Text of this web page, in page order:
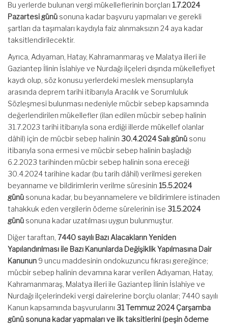
Bu yerlerde bulunan vergi mükelleflerinin borçları 1.7.2024
Pazartesi günü sonuna kadar başvuru yapmaları ve gerekli
şartları da taşımaları kaydıyla faiz alınmaksızın 24 aya kadar
taksitlendirilecektir.
Ayrıca, Adıyaman, Hatay, Kahramanmaraş ve Malatya illeri ile
Gaziantep İlinin İslahiye ve Nurdağı ilçeleri dışında mükellefiyet
kaydı olup, söz konusu yerlerdeki meslek mensuplarıyla
arasında deprem tarihi itibarıyla Aracılık ve Sorumluluk
Sözleşmesi bulunması nedeniyle mücbir sebep kapsamında
değerlendirilen mükellefler (ilan edilen mücbir sebep halinin
31.7.2023 tarihi itibarıyla sona erdiği illerde mükellef olanlar
dâhil) için de mücbir sebep halinin 30.4.2024 Salı günü sonu
itibarıyla sona ermesi ve mücbir sebep halinin başladığı
6.2.2023 tarihinden mücbir sebep halinin sona ereceği
30.4.2024 tarihine kadar (bu tarih dâhil) verilmesi gereken
beyanname ve bildirimlerin verilme süresinin 15.5.2024
günü sonuna kadar, bu beyannamelere ve bildirimlere istinaden
tahakkuk eden vergilerin ödeme sürelerinin ise 31.5.2024
günü sonuna kadar uzatılması uygun bulunmuştur.
Diğer taraftan, 7440 sayılı Bazı Alacakların Yeniden
Yapılandırılması ile Bazı Kanunlarda Değişiklik Yapılmasına Dair
Kanunun 9 uncu maddesinin ondokuzuncu fıkrası gereğince;
mücbir sebep halinin devamına karar verilen Adıyaman, Hatay,
Kahramanmaraş, Malatya illeri ile Gaziantep İlinin İslahiye ve
Nurdağı ilçelerindeki vergi dairelerine borçlu olanlar; 7440 sayılı
Kanun kapsamında başvurularını 31 Temmuz 2024 Çarşamba
günü sonuna kadar yapmaları ve ilk taksitlerini (peşin ödeme